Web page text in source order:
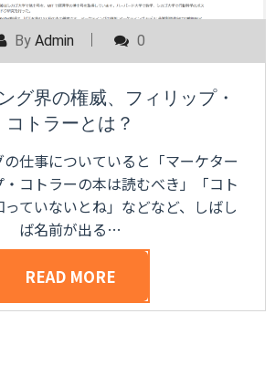
By Admin 0
グ界の権威、フィリップ・
コトラーとは？
仕事についていると「マーケター
コトラーの本は読むべき」「コト
ていないとね」などなど、しばし
ば名前が出る…
READ MORE